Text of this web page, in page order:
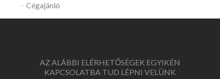
Cégajánló
AZ ALÁBBI ELÉRHETŐSÉGEK EGYIKÉN
KAPCSOLATBA TUD LÉPNI VELÜNK